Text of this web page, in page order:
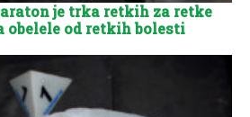
je trka retkih za retke
od retkih bolesti